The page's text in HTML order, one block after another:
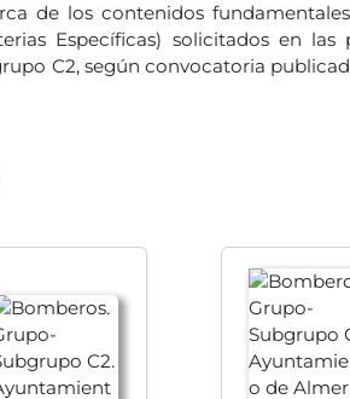
de los contenidos
Específicas) solicitados en las
C2, según convocatoria